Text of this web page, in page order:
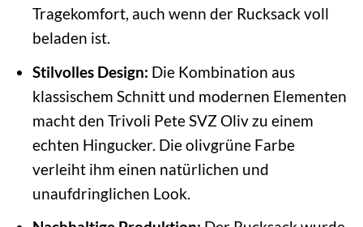
Tragekomfort, auch wenn der Rucksack voll
beladen ist.
Stilvolles Design: Die Kombination aus
klassischem Schnitt und modernen Elementen
macht den Trivoli Pete SVZ Oliv zu einem
echten Hingucker. Die olivgrüne Farbe
verleiht ihm einen natürlichen und
unaufdringlichen Look.